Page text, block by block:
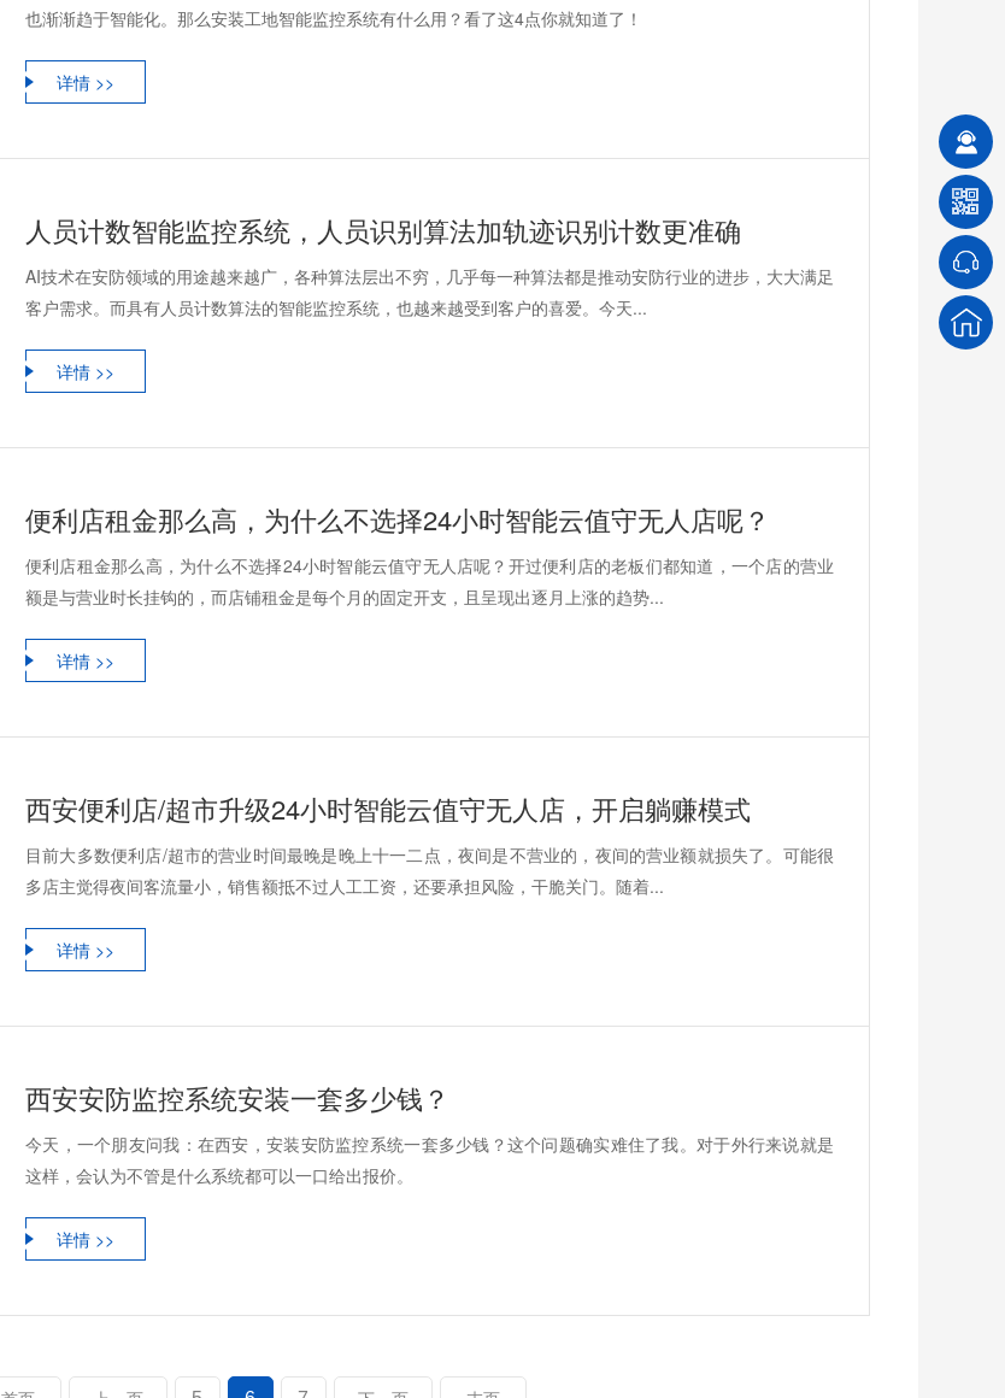
也渐渐趋于智能化。那么安装工地智能监控系统有什么用？看了这4点你就知道了！
详情 >>
人员计数智能监控系统，人员识别算法加轨迹识别计数更准确
AI技术在安防领域的用途越来越广，各种算法层出不穷，几乎每一种算法都是推动安防行业的进步，大大满足
客户需求。而具有人员计数算法的智能监控系统，也越来越受到客户的喜爱。今天...
详情 >>
便利店租金那么高，为什么不选择24小时智能云值守无人店呢？
便利店租金那么高，为什么不选择24小时智能云值守无人店呢？开过便利店的老板们都知道，一个店的营业
额是与营业时长挂钩的，而店铺租金是每个月的固定开支，且呈现出逐月上涨的趋势...
详情 >>
西安便利店/超市升级24小时智能云值守无人店，开启躺赚模式
目前大多数便利店/超市的营业时间最晚是晚上十一二点，夜间是不营业的，夜间的营业额就损失了。可能很
多店主觉得夜间客流量小，销售额抵不过人工工资，还要承担风险，干脆关门。随着...
详情 >>
西安安防监控系统安装一套多少钱？
今天，一个朋友问我：在西安，安装安防监控系统一套多少钱？这个问题确实难住了我。对于外行来说就是
这样，会认为不管是什么系统都可以一口给出报价。
详情 >>